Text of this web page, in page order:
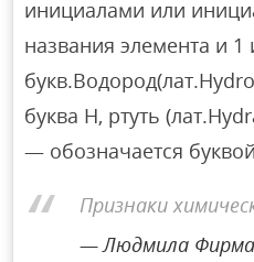
инициалами или
названия элемента и
буква Н, ртуть
— обозначается
Признаки
Людмила